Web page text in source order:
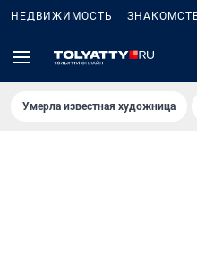
НЕДВИЖИМОСТЬ
Умерла известная художница